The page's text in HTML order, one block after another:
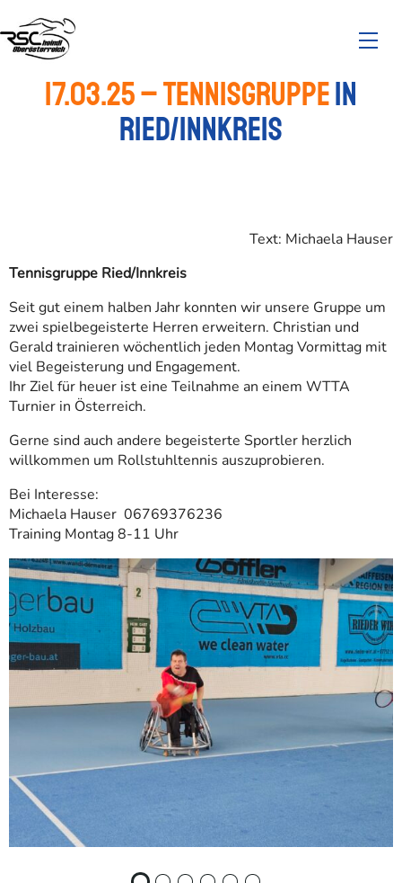
17.03.25 – Tennisgruppein
Ried/Innkreis
Text: Michaela Hauser
Tennisgruppe Ried/Innkreis
Seit gut einem halben Jahr konnten wir unsere Gruppe um
zwei spielbegeisterte Herren erweitern. Christian und
Gerald trainieren wöchentlich jeden Montag Vormittag mit
viel Begeisterung und Engagement.
Ihr Ziel für heuer ist eine Teilnahme an einem WTTA
Turnier in Österreich.
Gerne sind auch andere begeisterte Sportler herzlich
willkommen um Rollstuhltennis auszuprobieren.
Bei Interesse:
Michaela Hauser 06769376236
Training Montag 8-11 Uhr